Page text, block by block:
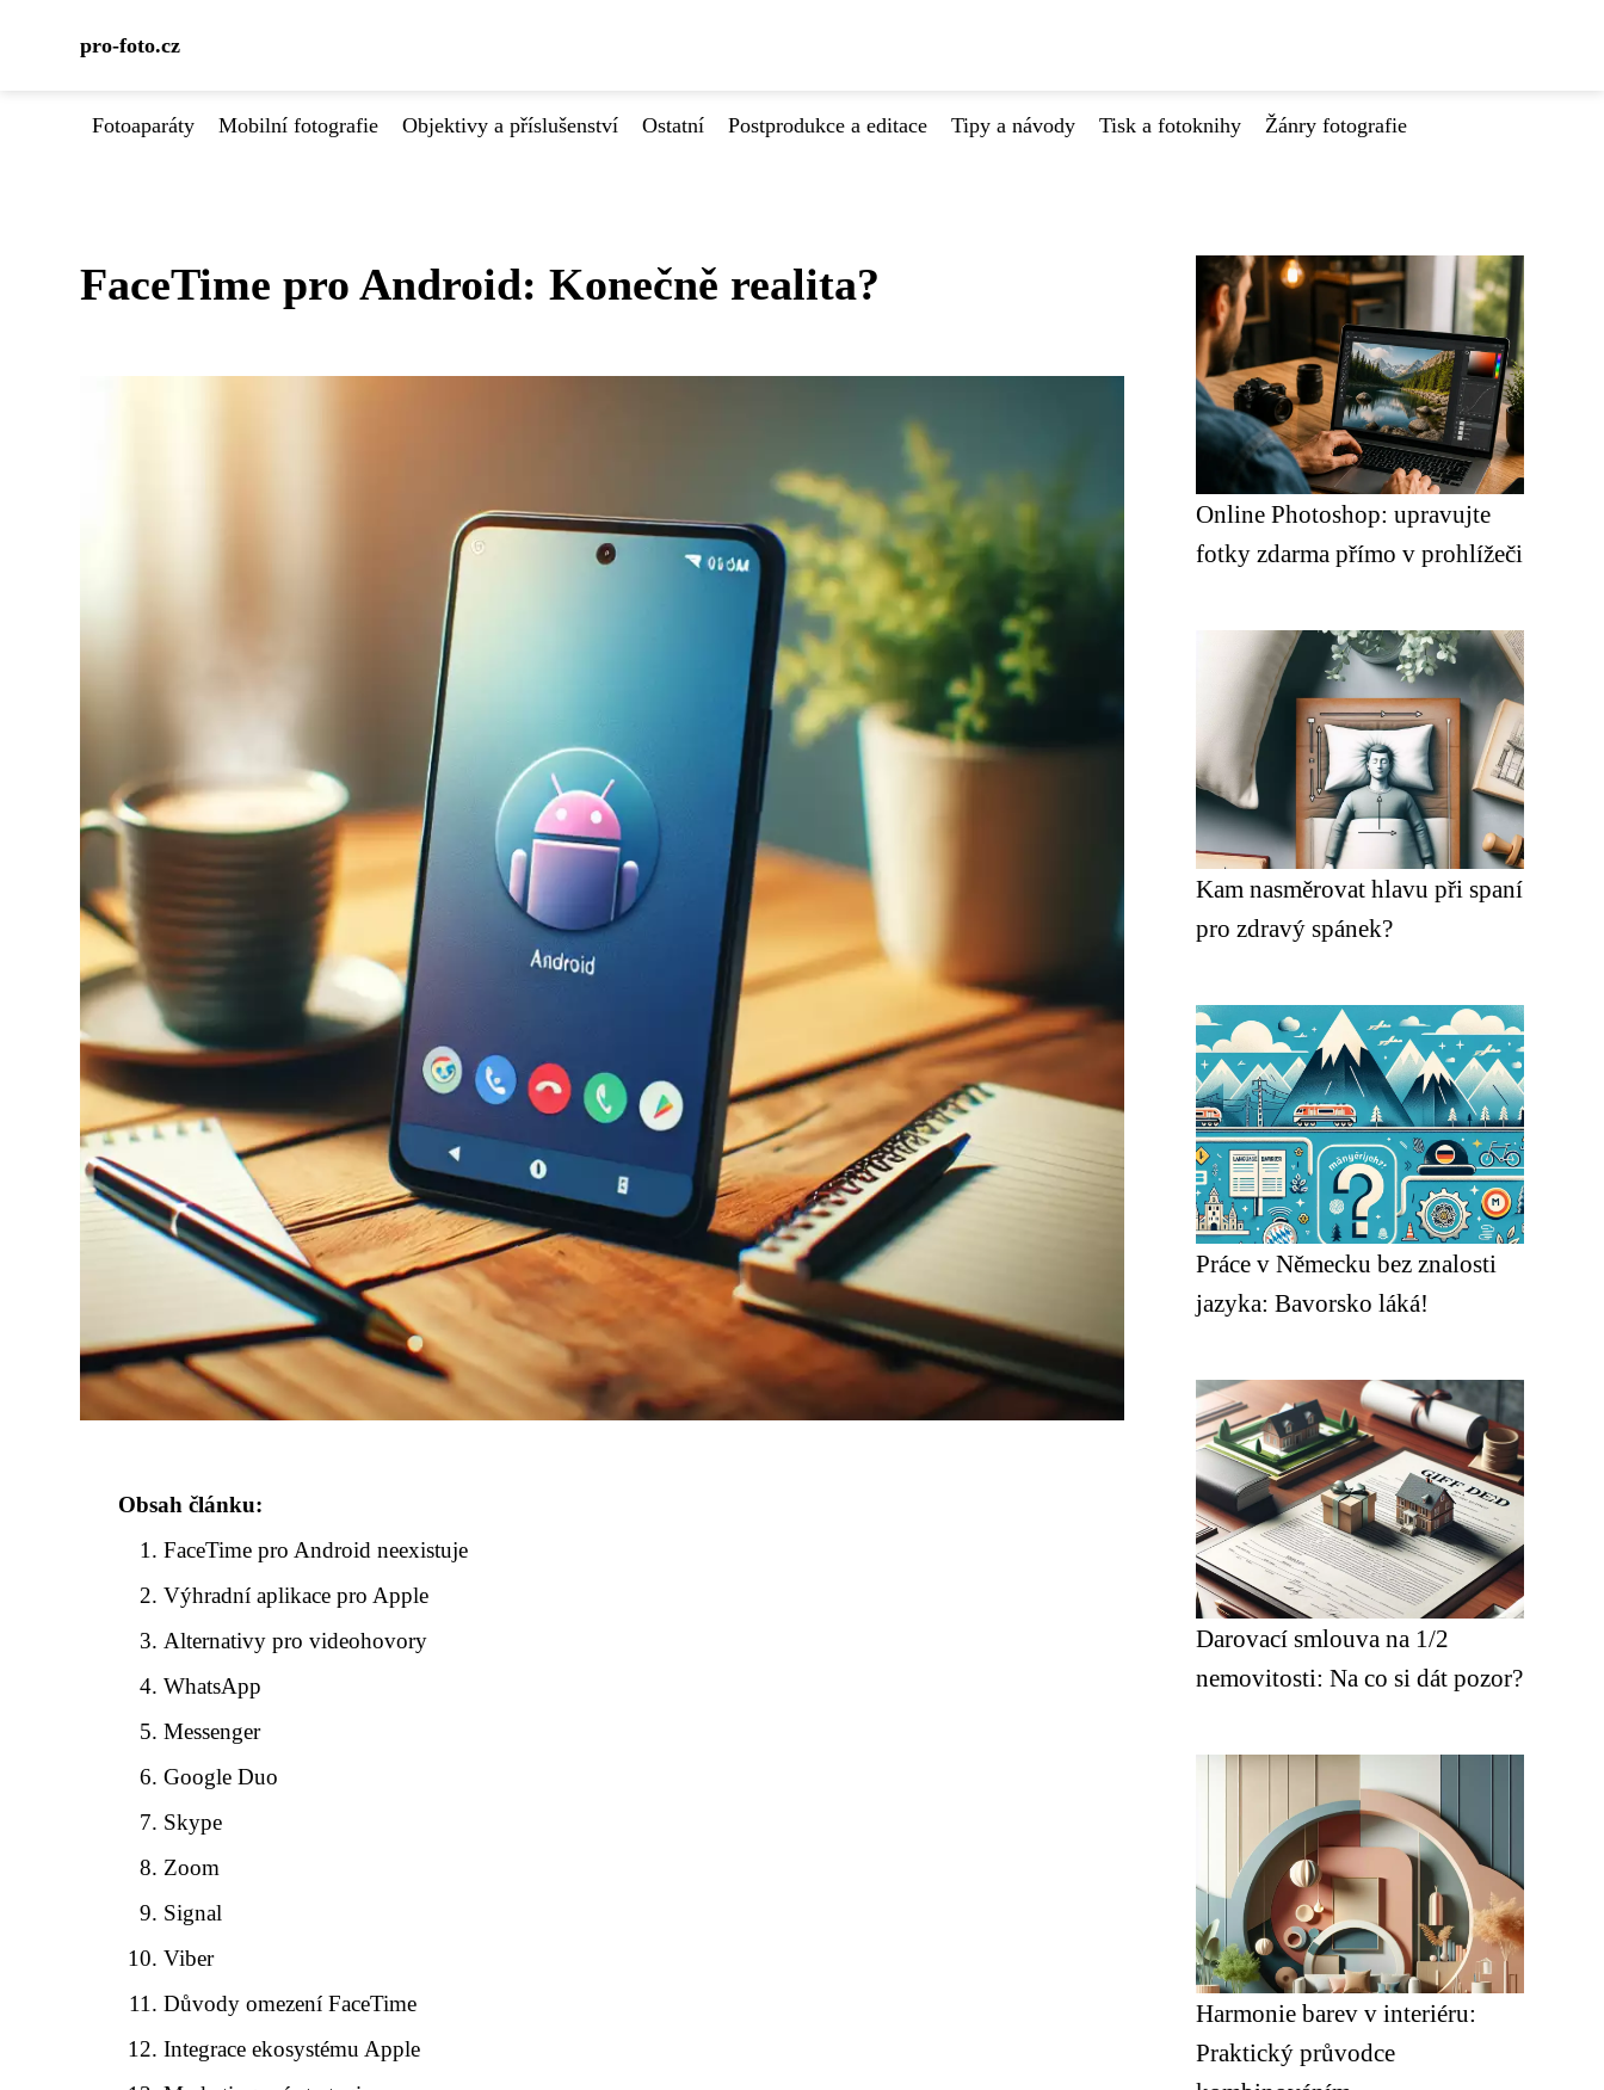
pro-foto.cz
Fotoaparáty Mobilní fotografie Objektivy a příslušenství Ostatní Postprodukce a editace Tipy a návody Tisk a fotoknihy Žánry fotografie
FaceTime pro Android: Konečně realita?
Obsah článku:
FaceTime pro Android neexistuje
Výhradní aplikace pro Apple
Alternativy pro videohovory
WhatsApp
Messenger
Google Duo
Skype
Zoom
Signal
Viber
Důvody omezení FaceTime
Integrace ekosystému Apple
Online Photoshop: upravujte
fotky zdarma přímo v prohlížeči
Kam nasměrovat hlavu při spaní
pro zdravý spánek?
Práce v Německu bez znalosti
jazyka: Bavorsko láká!
Darovací smlouva na 1/2
nemovitosti: Na co si dát pozor?
Harmonie barev v interiéru:
Praktický průvodce